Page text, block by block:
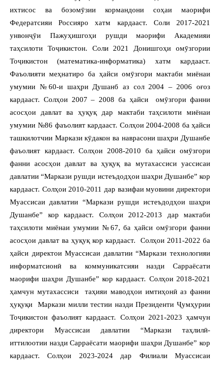
ихтисос ва бозомӯзии кормандони соҳаи маорифи
Федератсияи Россияро хатм кардааст. Соли 2017-2021
унвонҷӯи Пажуҳишгоҳи рушди маорифи Академияи
таҳсилоти Тоҷикистон. Соли 2021 Донишгоҳи омӯзгории
Тоҷикистон (математика-информатика) хатм кардааст.
Фаъолияти меҳнатиро ба ҳайси омӯзгори мактаби миёнаи
умумии №60-и шаҳри Душанб аз сол 2004 – 2006 оғоз
кардааст. Солҳои 2007 – 2008 ба ҳайси омӯзгори фанни
асосҳои давлат ва ҳуқуқ дар мактаби таҳсилоти миёнаи
умумии №86 фаъолият кардааст. Солҳои 2004-2008 ба ҳайси
ташкилотчии Маркази кӯдакон ва наврасони шаҳри Душанбе
фаъолият кардааст. Солҳои 2008-2010 ба ҳайси омӯзгори
фанни асосҳои давлат ва ҳуқуқ ва мутахассиси уассисаи
давлатии “Маркази рушди истеъдодҳои шаҳри Душанбе” кор
кардааст. Солҳои 2010-2011 дар вазифаи муовини директори
Муассисаи давлатии “Маркази рушди истеъдодҳои шаҳри
Душанбе” кор кардааст. Солҳои 2012-2013 дар мактаби
таҳсилоти миёнаи умумии №67, ба ҳайси омӯзгори фанни
асосҳои давлат ва ҳуқуқ кор кардааст. Солҳои 2011-2022 ба
ҳайси директои Муассисаи давлатии “Маркази технологияи
информатсионӣ ва коммуникатсияи назди Сарраёсати
маорифи шаҳри Душанбе” кор кардааст. Солҳои 2018-2021
ҳамчун мутахассиси таҳияи маводҳои имтиҳонӣ аз фанни
ҳуқуқи Маркази милли тестии назди Президенти Ҷумҳурии
Тоҷикистон фаъолият кардааст. Солҳои 2021-2023 ҳамчун
директори Муассисаи давлатии “Маркази таҳлилӣ-
иттилоотии назди Сарраёсати маорифи шаҳри Душанбе” кор
кардааст. Солҳои 2023-2024 дар Филиали Муассисаи